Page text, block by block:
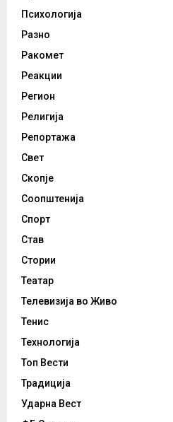
Психологија
Разно
Ракомет
Реакции
Регион
Религија
Репортажа
Свет
Скопје
Соопштенија
Спорт
Став
Стории
Театар
Телевизија во Живо
Тенис
Технологија
Топ Вести
Традиција
Ударна Вест